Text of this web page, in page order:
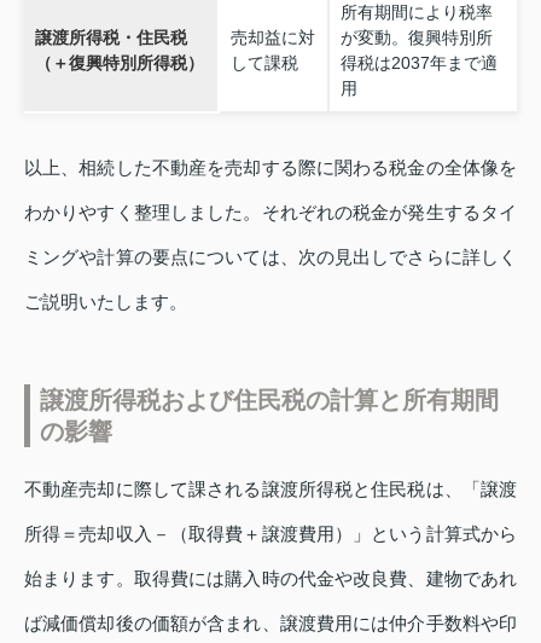
譲渡所得税・住民税
（＋復興特別所得税）
売却益に対
して課税
所有期間により税率
が変動。復興特別所
得税は2037年まで適
用
以上、相続した不動産を売却する際に関わる税金の全体像を
わかりやすく整理しました。それぞれの税金が発生するタイ
ミングや計算の要点については、次の見出しでさらに詳しく
ご説明いたします。
譲渡所得税および住民税の計算と所有期間
の影響
不動産売却に際して課される譲渡所得税と住民税は、「譲渡
所得＝売却収入－（取得費＋譲渡費用）」という計算式から
始まります。取得費には購入時の代金や改良費、建物であれ
ば減価償却後の価額が含まれ、譲渡費用には仲介手数料や印